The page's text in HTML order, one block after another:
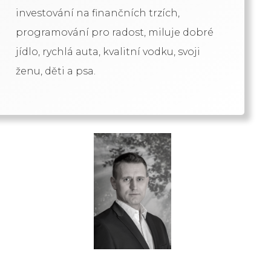
investování na finančních trzích,
programování pro radost, miluje dobré
jídlo, rychlá auta, kvalitní vodku, svoji
ženu, děti a psa.